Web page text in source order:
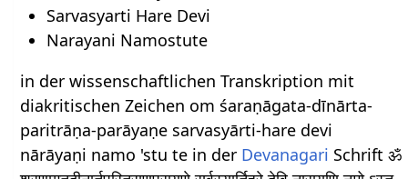
Sarvasyarti Hare Devi
Narayani Namostute
in der wissenschaftlichen Transkription mit
diakritischen Zeichen om śaraṇāgata-dīnārta-
paritrāṇa-parāyaṇe sarvasyārti-hare devi
nārāyaṇi namo 'stu te in der Devanagari Schrift ॐ